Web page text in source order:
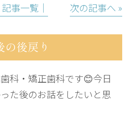
事一覧│ 次の記事へ »
の後戻り
科・矯正歯科です😊今日
た後のお話をしたいと思